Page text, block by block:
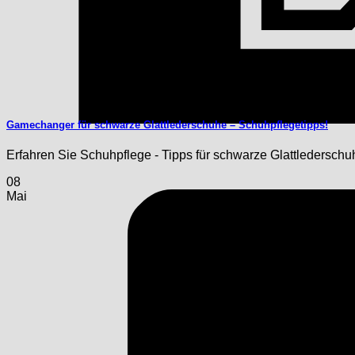
Gamechanger für schwarze Glattlederschuhe – Schuhpflegetipps!
Erfahren Sie Schuhpflege - Tipps für schwarze
08
Mai